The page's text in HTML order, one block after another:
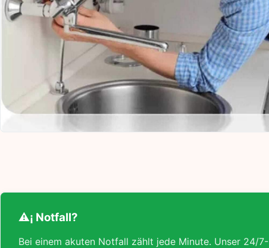
⚠¡ Notfall?
Bei einem akuten Notfall zählt jede Minute. Unser 24/7-